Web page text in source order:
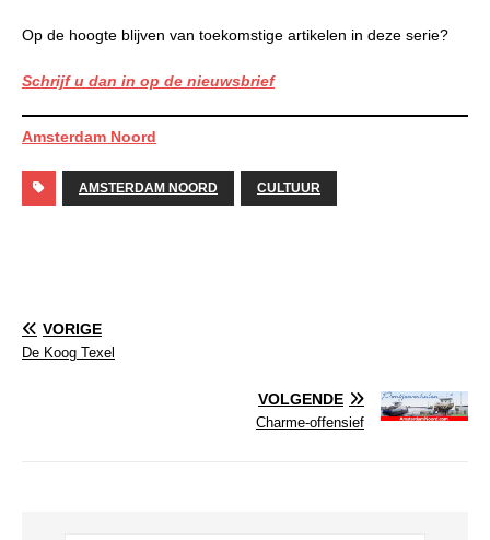
Op de hoogte blijven van toekomstige artikelen in deze serie?
Schrijf u dan in op de nieuwsbrief
Amsterdam Noord
AMSTERDAM NOORD CULTUUR
VORIGE
De Koog Texel
VOLGENDE
Charme-offensief